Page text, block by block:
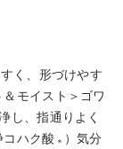
く、形づけやす
モイスト＞ゴワ
し、指通りよく
ハク酸 ＊ ）気分